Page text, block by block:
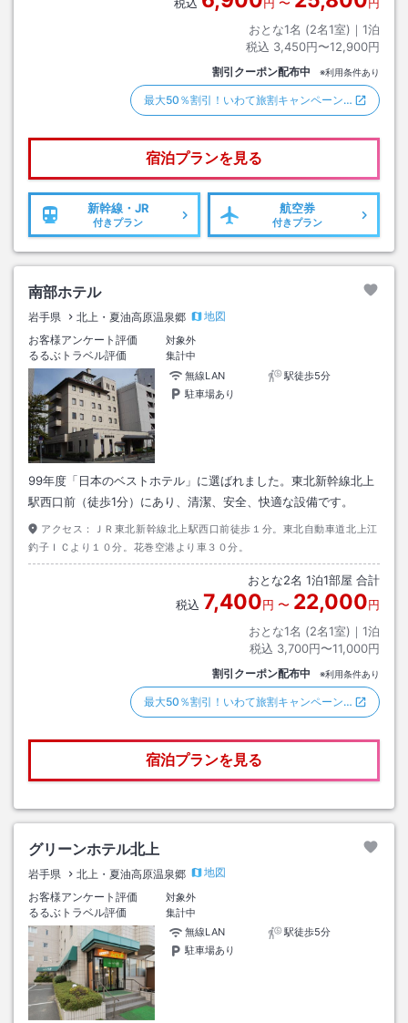
税込 円 〜
円
おとな1名 (2名1室)｜ 1泊
税込 3,450円〜12,900円
割引クーポン配布中 ※利用条件あり
最大50％割引！いわて旅割キャンペーン…
宿泊プランを見る
新幹線・JR
付きプラン
航空券
付きプラン
南部ホテル
岩手県 北上・夏油高原温泉郷
地図
お客様アンケート評価
対象外
るるぶトラベル評価
集計中
無線LAN
駅徒歩5分
駐車場あり
99年度「日本のベストホテル」に選ばれました。東北新幹線北上
駅西口前（徒歩1分）にあり、清潔、安全、快適な設備です。
アクセス：
ＪＲ東北新幹線北上駅西口前徒歩１分。東北自動車道北上江
釣子ＩＣより１０分。花巻空港より車３０分。
おとな2名 1泊1部屋 合計
税込 7,400円 〜 22,000円
おとな1名 (2名1室)｜ 1泊
税込 3,700円〜11,000円
割引クーポン配布中 ※利用条件あり
最大50％割引！いわて旅割キャンペーン…
宿泊プランを見る
グリーンホテル北上
岩手県 北上・夏油高原温泉郷
地図
お客様アンケート評価
対象外
るるぶトラベル評価
集計中
無線LAN
駅徒歩5分
駐車場あり